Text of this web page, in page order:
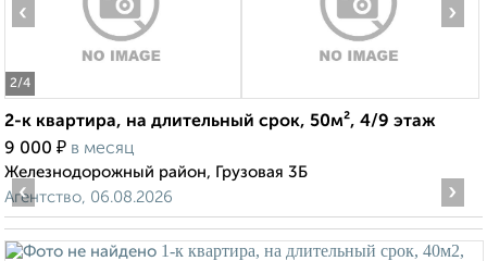
2/4
‹ ›
2-к квартира, на длительный срок, 50м², 4/9 этаж
9 000 ₽ в месяц
Железнодорожный район, Грузовая 3Б
Агентство, 06.08.2026
‹ ›